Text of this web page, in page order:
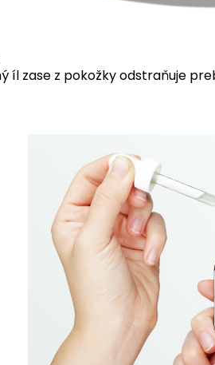
íl zase z pokožky odstraňuje